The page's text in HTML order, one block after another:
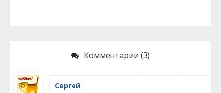
Комментарии (3)
Сергей